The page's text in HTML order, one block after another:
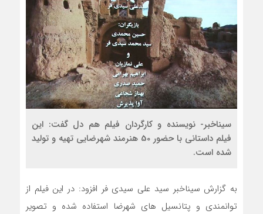
سیناخبر- نویسنده و کارگردان فیلم هم دل گفت: این
فیلم داستانی با حضور 50 هنرمند شهرضایی تهیه و تولید
شده است.
به گزارش سیناخبر سید علی سیدی فر افزود: در این فیلم از
توانمندی و پتانسیل های شهرضا استفاده شده و تصویر